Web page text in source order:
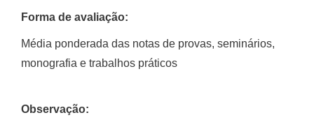
Forma de avaliação:
Média ponderada das notas de provas, seminários,
monografia e trabalhos práticos
Observação: